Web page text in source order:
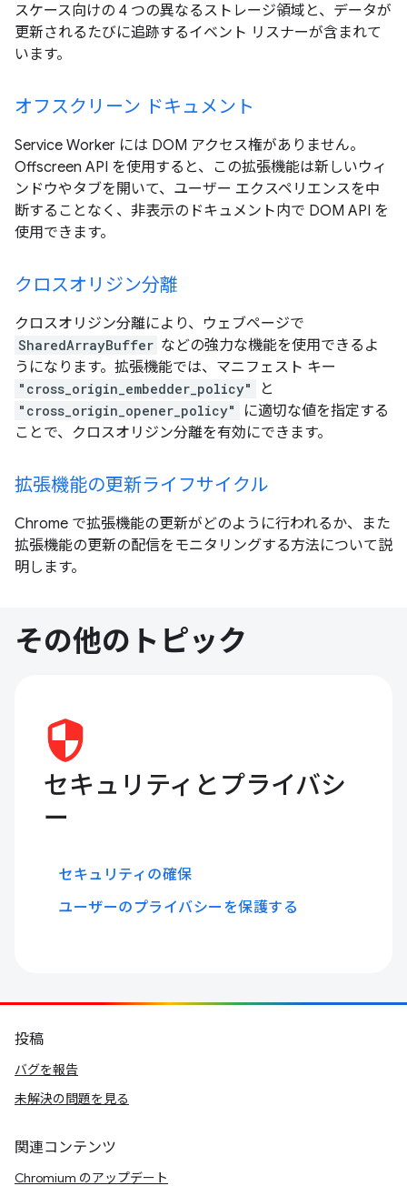
スケース向けの 4 つの異なるストレージ領域と、データが
更新されるたびに追跡するイベント リスナーが含まれて
います。
オフスクリーン ドキュメント
Service Worker には DOM アクセス権がありません。
Offscreen API を使用すると、この拡張機能は新しいウィ
ンドウやタブを開いて、ユーザー エクスペリエンスを中
断することなく、非表示のドキュメント内で DOM API を
使用できます。
クロスオリジン分離
クロスオリジン分離により、ウェブページで
SharedArrayBuffer などの強力な機能を使用できるよ
うになります。拡張機能では、マニフェスト キー
"cross_origin_embedder_policy" と
"cross_origin_opener_policy"
に適切な値を指定する
ことで、クロスオリジン分離を有効にできます。
拡張機能の更新ライフサイクル
Chrome で拡張機能の更新がどのように行われるか、また
拡張機能の更新の配信をモニタリングする方法について説
明します。
その他のトピック
セキュリティとプライバシ
ー
セキュリティの確保
ユーザーのプライバシーを保護する
投稿
バグを報告
未解決の問題を見る
関連コンテンツ
Chromium のアップデート